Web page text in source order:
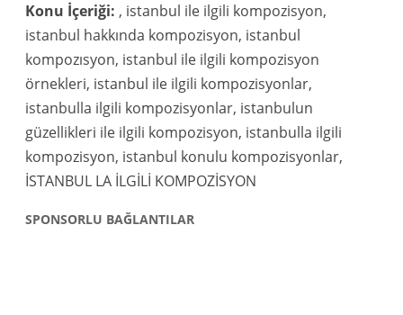
Konu İçeriği: , istanbul ile ilgili kompozisyon,
istanbul hakkında kompozisyon, istanbul
kompozısyon, istanbul ile ilgili kompozisyon
örnekleri, istanbul ile ilgili kompozisyonlar,
istanbulla ilgili kompozisyonlar, istanbulun
güzellikleri ile ilgili kompozisyon, istanbulla ilgili
kompozisyon, istanbul konulu kompozisyonlar,
İSTANBUL LA İLGİLİ KOMPOZİSYON
SPONSORLU BAĞLANTILAR